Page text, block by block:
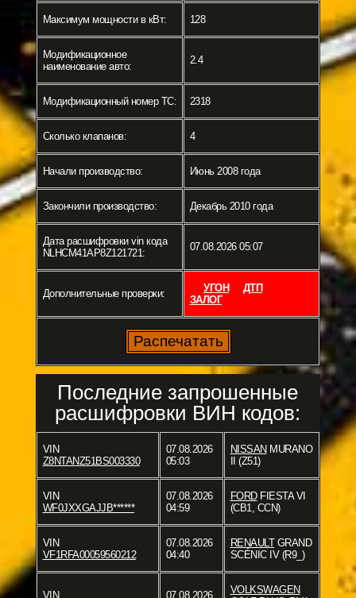
Максимум мощности в кВт: 128
Модификационное
наименование авто:
2.4
Модификационный номер ТС: 2318
Сколько клапанов: 4
Начали производство: Июнь 2008 года
Закончили производство: Декабрь 2010 года
Дата расшифровки vin кода
NLHCM41AP8Z121721:
07.08.2026 05:07
Дополнительные проверки: УГОН
ДТП
ЗАЛОГ
Последние запрошенные
расшифровки ВИН кодов:
VIN
Z8NTANZ51BS003330
07.08.2026
05:03
NISSANMURANO
II (Z51)
VIN
WF0JXXGAJJB******
07.08.2026
04:59
FORDFIESTA VI
(CB1, CCN)
VIN
VF1RFA00059560212
07.08.2026
04:40
RENAULTGRAND
SCÉNIC IV (R9_)
VIN
07.08.2026
VOLKSWAGEN